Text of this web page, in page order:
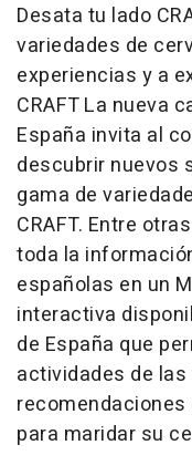
Desata tu lado
variedades de
experiencias y a
CRAFT La nueva
España invita al
descubrir nuevos
gama de
CRAFT. Entre
toda la
españolas en un
interactiva
de España que
actividades de
para maridar su